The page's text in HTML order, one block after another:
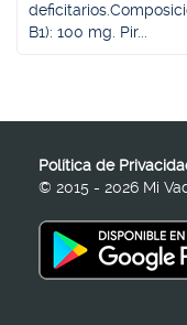
B1): 100 mg. Pir...
Política de
© 2015 - 2026 Mi